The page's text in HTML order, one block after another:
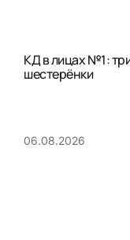
КД в лицах №1:
шестерёнки
06.08.2026